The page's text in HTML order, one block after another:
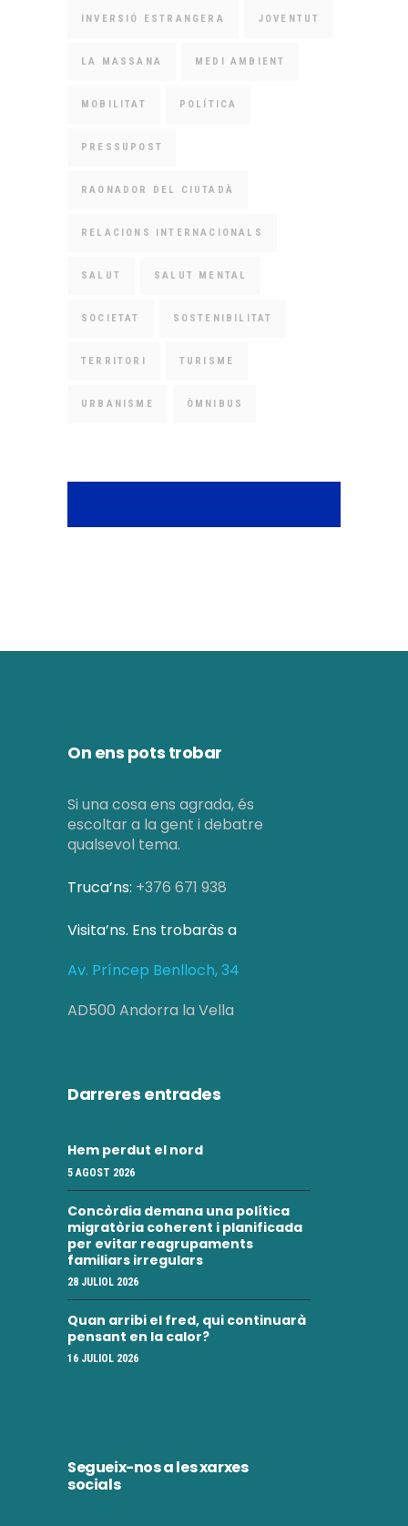
INVERSIÓ ESTRANGERA JOVENTUT
LA MASSANA MEDI AMBIENT
MOBILITAT POLÍTICA
PRESSUPOST
RAONADOR DEL CIUTADÀ
RELACIONS INTERNACIONALS
SALUT SALUT MENTAL
SOCIETAT SOSTENIBILITAT
TERRITORI TURISME
URBANISME ÒMNIBUS
On ens pots trobar
Si una cosa ens agrada, és
escoltar a la gent i debatre
qualsevol tema.
Truca’ns: +376 671 938
Visita’ns. Ens trobaràs a
Av. Príncep Benlloch, 34
AD500 Andorra la Vella
Darreres entrades
Hem perdut el nord
5 AGOST 2026
Concòrdia demana una política
migratòria coherent i planificada
per evitar reagrupaments
familiars irregulars
28 JULIOL 2026
Quan arribi el fred, qui continuarà
pensant en la calor?
16 JULIOL 2026
Segueix-nos a les xarxes
socials